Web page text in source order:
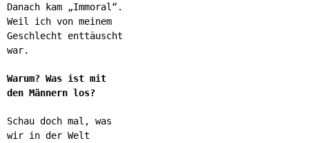
Danach kam „Immoral“.
Weil ich von meinem
Geschlecht enttäuscht
war.
Warum? Was ist mit
den Männern los?
Schau doch mal, was
wir in der Welt